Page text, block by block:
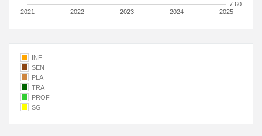
2021 2022 2023 2024 2025
7.60
INF
SEN
PLA
TRA
PROF
SG